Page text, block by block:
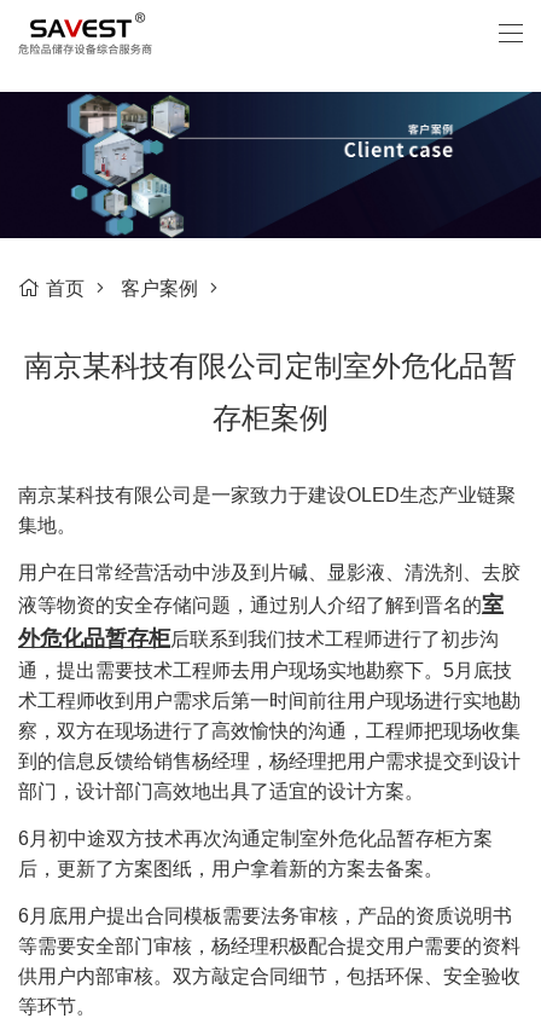
首页 客户案例
南京某科技有限公司定制室外危化品暂
存柜案例
南京某科技有限公司是一家致力于建设OLED生态产业链聚
集地。
用户在日常经营活动中涉及到片碱、显影液、清洗剂、去胶
液等物资的安全存储问题，通过别人介绍了解到晋名的室
外危化品暂存柜后联系到我们技术工程师进行了初步沟
通，提出需要技术工程师去用户现场实地勘察下。5月底技
术工程师收到用户需求后第一时间前往用户现场进行实地勘
察，双方在现场进行了高效愉快的沟通，工程师把现场收集
到的信息反馈给销售杨经理，杨经理把用户需求提交到设计
部门，设计部门高效地出具了适宜的设计方案。
6月初中途双方技术再次沟通定制室外危化品暂存柜方案
后，更新了方案图纸，用户拿着新的方案去备案。
6月底用户提出合同模板需要法务审核，产品的资质说明书
等需要安全部门审核，杨经理积极配合提交用户需要的资料
供用户内部审核。双方敲定合同细节，包括环保、安全验收
等环节。